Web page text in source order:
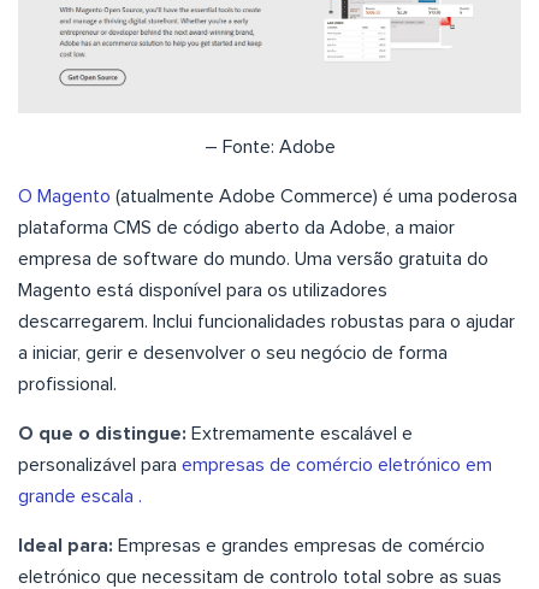
– Fonte: Adobe
O Magento (atualmente Adobe Commerce) é uma poderosa
plataforma CMS de código aberto da Adobe, a maior
empresa de software do mundo. Uma versão gratuita do
Magento está disponível para os utilizadores
descarregarem. Inclui funcionalidades robustas para o ajudar
a iniciar, gerir e desenvolver o seu negócio de forma
profissional.
O que o distingue: Extremamente escalável e
personalizável para empresas de comércio eletrónico em
grande escala .
Ideal para: Empresas e grandes empresas de comércio
eletrónico que necessitam de controlo total sobre as suas